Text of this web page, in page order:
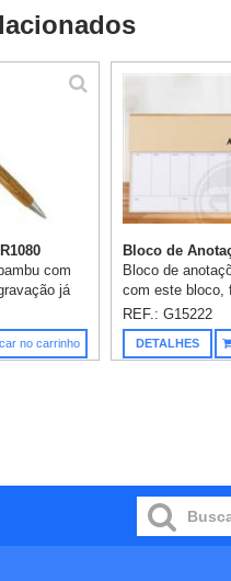
com
já
no carrinho
Bloco de
Bloco de
com este bloco,
organizar e não
tarefa ou
batido. Com
REF.: G15222
DETALHES